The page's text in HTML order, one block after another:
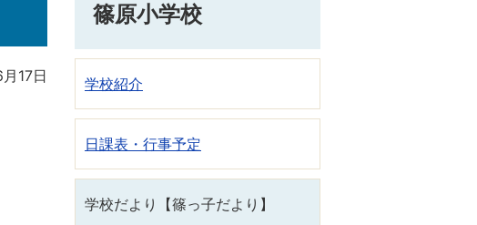
17日
篠原小学校
学校紹介
日課表・行事予定
学校だより【篠っ子だより】